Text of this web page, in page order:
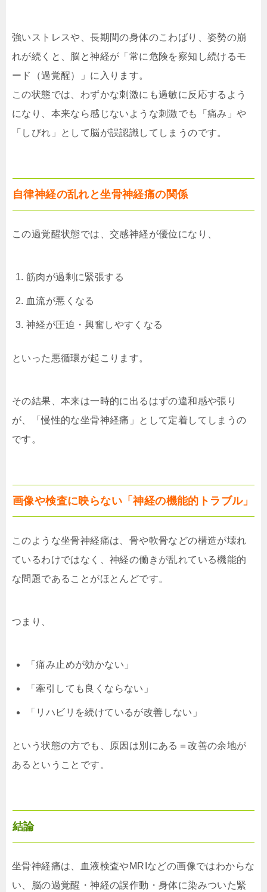
強いストレスや、長期間の身体のこわばり、姿勢の崩
れが続くと、脳と神経が「常に危険を察知し続けるモ
ード（過覚醒）」に入ります。
この状態では、わずかな刺激にも過敏に反応するよう
になり、本来なら感じないような刺激でも「痛み」や
「しびれ」として脳が誤認識してしまうのです。
自律神経の乱れと坐骨神経痛の関係
この過覚醒状態では、交感神経が優位になり、
筋肉が過剰に緊張する
血流が悪くなる
神経が圧迫・興奮しやすくなる
といった悪循環が起こります。
その結果、本来は一時的に出るはずの違和感や張り
が、「慢性的な坐骨神経痛」として定着してしまうの
です。
画像や検査に映らない「神経の機能的トラブル」
このような坐骨神経痛は、骨や軟骨などの構造が壊れ
ているわけではなく、神経の働きが乱れている機能的
な問題であることがほとんどです。
つまり、
「痛み止めが効かない」
「牽引しても良くならない」
「リハビリを続けているが改善しない」
という状態の方でも、原因は別にある＝改善の余地が
あるということです。
結論
坐骨神経痛は、血液検査やMRIなどの画像ではわからな
い、脳の過覚醒・神経の誤作動・身体に染みついた緊